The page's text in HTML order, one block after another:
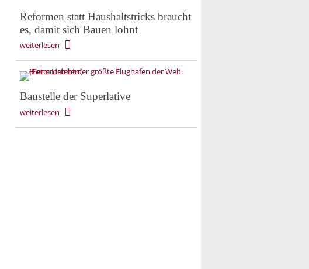
Reformen statt Haushaltstricks braucht
es, damit sich Bauen lohnt
weiterlesen
Baustelle der Superlative
weiterlesen